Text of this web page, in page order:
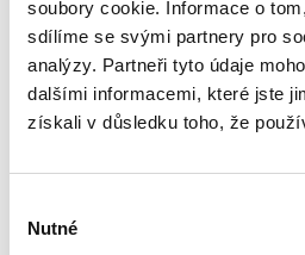
soubory cookie. Informace o
sdílíme se svými partnery pro
analýzy. Partneři tyto údaje
dalšími informacemi, které jste
získali v důsledku toho, že
souhlasu
Nutné
nového občanského
mimořádně aktuální v...